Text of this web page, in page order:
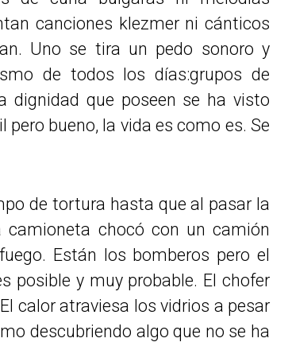
canciones klezmer ni cánticos
Uno se tira un pedo sonoro y
de todos los días:grupos de
dignidad que poseen se ha visto
bueno, la vida es como es. Se
de tortura hasta que al pasar la
camioneta chocó con un camión
Están los bomberos pero el
posible y muy probable. El chofer
calor atraviesa los vidrios a pesar
descubriendo algo que no se ha